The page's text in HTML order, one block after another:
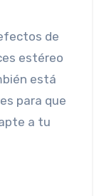
de
estéreo
está
para que
a tu